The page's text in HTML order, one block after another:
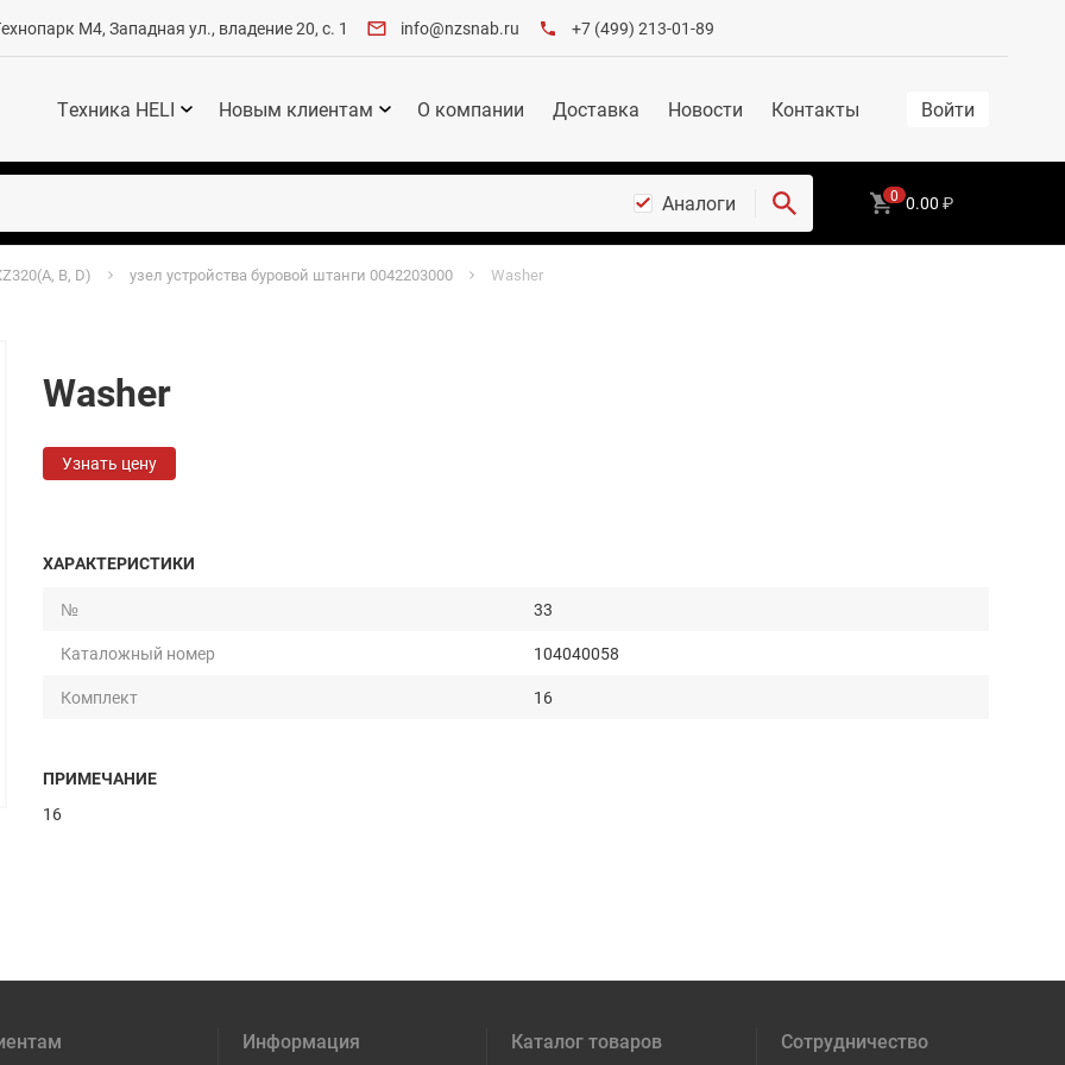
М4, Западная ул., владение 20, с. 1 info@nzsnab.ru +7 (499) 213-01-89
Техника HELI Новым клиентам О компании Доставка Новости Контакты Войти
Аналоги 0 0.00 ₽
B, D) узел устройства буровой штанги 0042203000 Washer
Washer
Узнать цену
ХАРАКТЕРИСТИКИ
№
33
Каталожный номер
104040058
Комплект
16
ПРИМЕЧАНИЕ
16
Информация Каталог товаров Сотрудничество